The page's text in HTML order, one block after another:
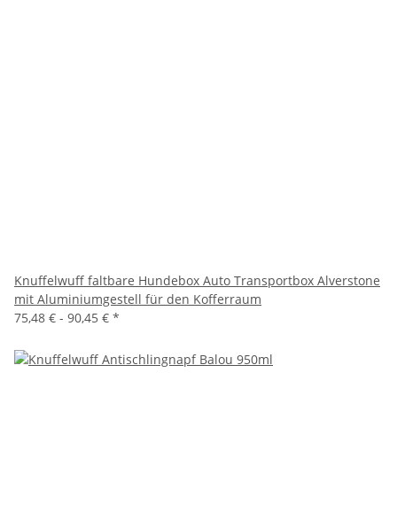
Knuffelwuff faltbare Hundebox Auto Transportbox Alverstone
mit Aluminiumgestell für den Kofferraum
75,48 € - 90,45 € *